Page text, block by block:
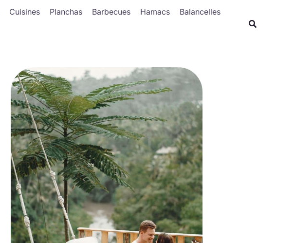
Cuisines Planchas Barbecues Hamacs Balancelles